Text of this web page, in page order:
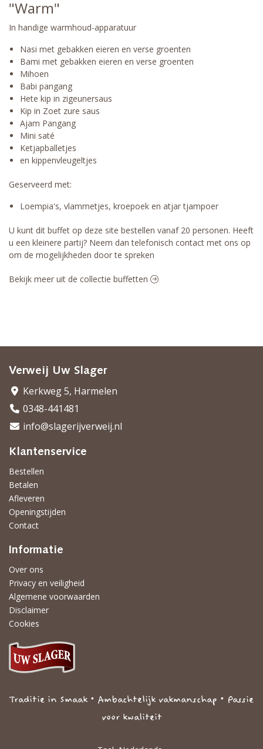
"Warm"
In handige warmhoud-apparatuur
Nasi met gebakken eieren en verse groenten
Bami met gebakken eieren en verse groenten
Mihoen
Babi pangang
Hete kip in zigeunersaus
Kip in Zoet zure saus
Ajam Pangang
Mini saté
Ketjapballetjes
en kippenvleugeltjes
Geserveerd met:
Loempia's, vlammetjes, kroepoek en atjar tjampoer
U kunt dit buffet op deze site bestellen vanaf 20 personen. Heeft
u een kleinere partij? Neem dan telefonisch contact met ons op
om de mogelijkheden door te spreken
Bekijk meer uit de collectie buffetten
Verweij Uw Slager
Kerkweg 5, Harmelen
0348-441481
info@slagerijverweij.nl
Klantenservice
Bestellen
Betalen
Afleveren
Openingstijden
Contact
Informatie
Over ons
Privacy en veiligheid
Algemene voorwaarden
Disclaimer
Cookies
Traditie in Smaak • Ambachtelijk vakmanschap • Passie
voor kwaliteit